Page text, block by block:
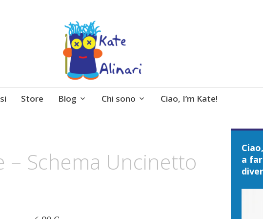
schemi gratuiti, amigurumi, I Balocchi del Tipo
Store Blog Chi sono Ciao, I’m Kate!
– Schema Uncinetto
a